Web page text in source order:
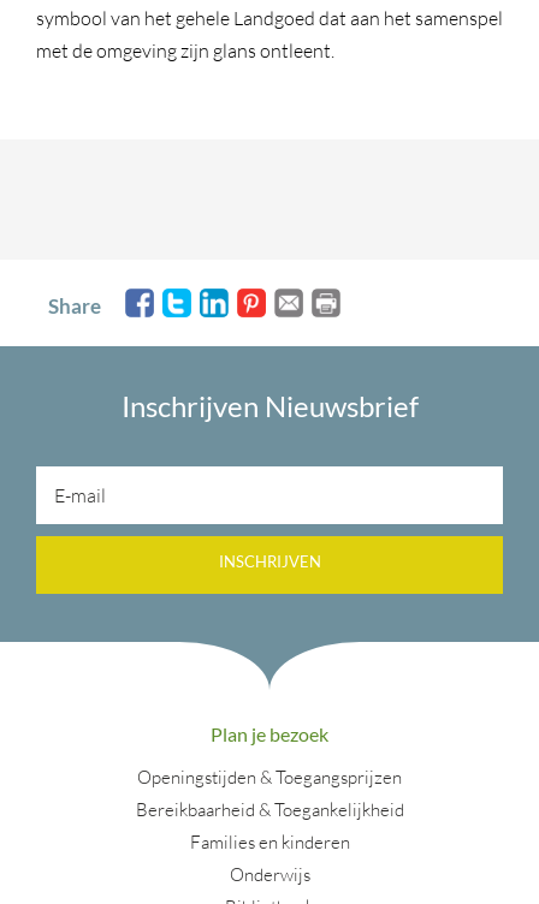
symbool van het gehele Landgoed dat aan het samenspel
met de omgeving zijn glans ontleent.
Share
Inschrijven Nieuwsbrief
INSCHRIJVEN
Plan je bezoek
Openingstijden & Toegangsprijzen
Bereikbaarheid & Toegankelijkheid
Families en kinderen
Onderwijs